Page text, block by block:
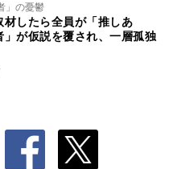
」の憂鬱
したら全員が「推しあ
」が仮説を覆され、一層孤独